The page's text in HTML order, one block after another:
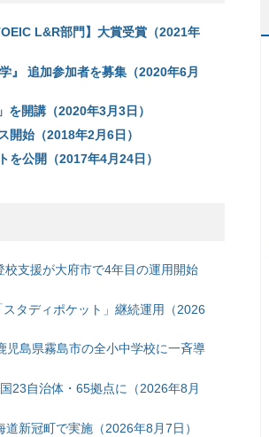
L&R部門】大賞受賞（2021年
』 追加参加者を募集（2020年6月
開講（2020年3月3日）
開始（2018年2月6日）
を公開（2017年4月24日）
支援が大府市で4年目の運用開始
タディポケット」継続運用（2026
島県霧島市の全小中学校に一斉導
23自治体・65拠点に（2026年8月
新冠町で実施（2026年8月7日）